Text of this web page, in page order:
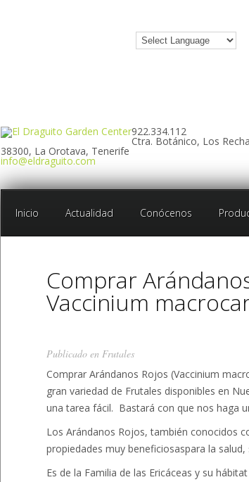
922.334.112
Ctra. Botánico, Los
38300, La Orotava, Tenerife
info@eldraguito.com
Inicio Actualidad Conócenos
Comprar
Vaccinium
Publicado en Frutales
Comprar Arándanos Rojos (Vaccinium
gran variedad de Frutales disponibles en
una tarea fácil. Bastará con que nos haga
Los Arándanos Rojos, también conocidos
propiedades muy beneficiosaspara la
Es de la Familia de las Ericáceas y su